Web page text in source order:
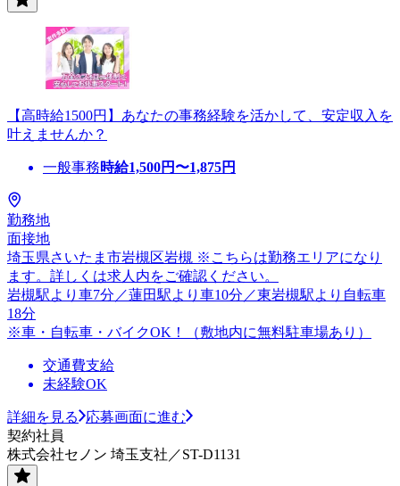
【高時給1500円】あなたの事務経験を活かして、安定収入を
叶えませんか？
一般事務時給1,500円〜1,875円
勤務地
面接地
埼玉県さいたま市岩槻区岩槻 ※こちらは勤務エリアになり
ます。詳しくは求人内をご確認ください。
岩槻駅より車7分／蓮田駅より車10分／東岩槻駅より自転車
18分
※車・自転車・バイクOK！（敷地内に無料駐車場あり）
交通費支給
未経験OK
詳細を見る
応募画面に進む
契約社員
株式会社セノン 埼玉支社／ST-D1131